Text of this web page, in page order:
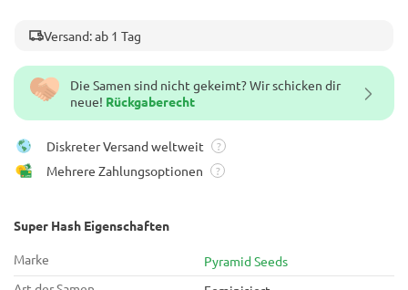
Die Samen sind nicht gekeimt? Wir schicken dir
neue! Rückgaberecht
Diskreter Versand weltweit ?
Mehrere Zahlungsoptionen ?
Super Hash Eigenschaften
Marke
Pyramid Seeds
Versand: ab 1 Tag